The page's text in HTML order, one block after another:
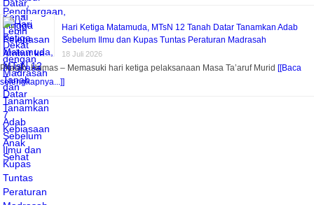
Hari Ketiga Matamuda, MTsN 12 Tanah Datar Tanamkan Adab
Sebelum Ilmu dan Kupas Tuntas Peraturan Madrasah
18 Juli 2026
Pitalah, Humas – Memasuki hari ketiga pelaksanaan Masa Ta’aruf Murid [[Baca
selengkapnya...]]